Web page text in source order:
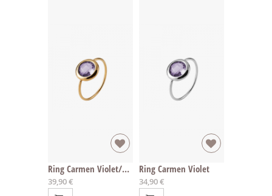
Ring Carmen Violet/Gold
A
b
39,90 €
Ring Carmen Violet
A
b
34,90 €